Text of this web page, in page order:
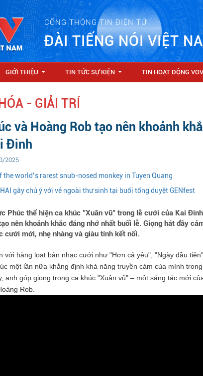
CỔNG THÔNG TIN ĐIỆN TỬ
ĐÀI TIẾNG NÓI VIỆT
GIỚI THIỆU TIN TỨC SỰ KIỆN TIN HOẠT ĐỘNG VOV
- GIẢI TRÍ
và Hoàng Rob tạo nên khoảnh
Đinh
2025
the world’s rarest snub-nosed monkey in Tuyen Quang
gây chú ý với vẻ ngoài thư sinh tại buổi tổng duyệt GENfest
Phúc thể hiện ca khúc "Xuân vũ" trong lễ cưới của Kai
nên khoảnh khắc đáng nhớ nhất buổi lễ. Giọng hát đầy
cưới mới, nhẹ nhàng và giàu tính kết nối.
với hàng loạt bản nhạc cưới như "Hơn cả yêu", "Ngày đầu
một lần nữa khẳng định khả năng truyền cảm của mình
anh góp giọng trong ca khúc "Xuân vũ" – một sáng tác mới
Rob.